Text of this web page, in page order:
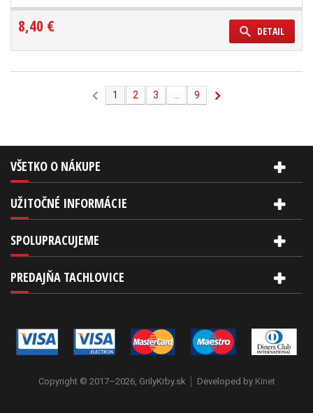
8,40 € DETAIL
1 2 3 9
VŠETKO O NÁKUPE
UŽITOČNÉ INFORMÁCIE
SPOLUPRACUJEME
PREDAJŇA TACHLOVICE
Copyright © 2017–2026, GrilyKrby.sk Developed by Kinet